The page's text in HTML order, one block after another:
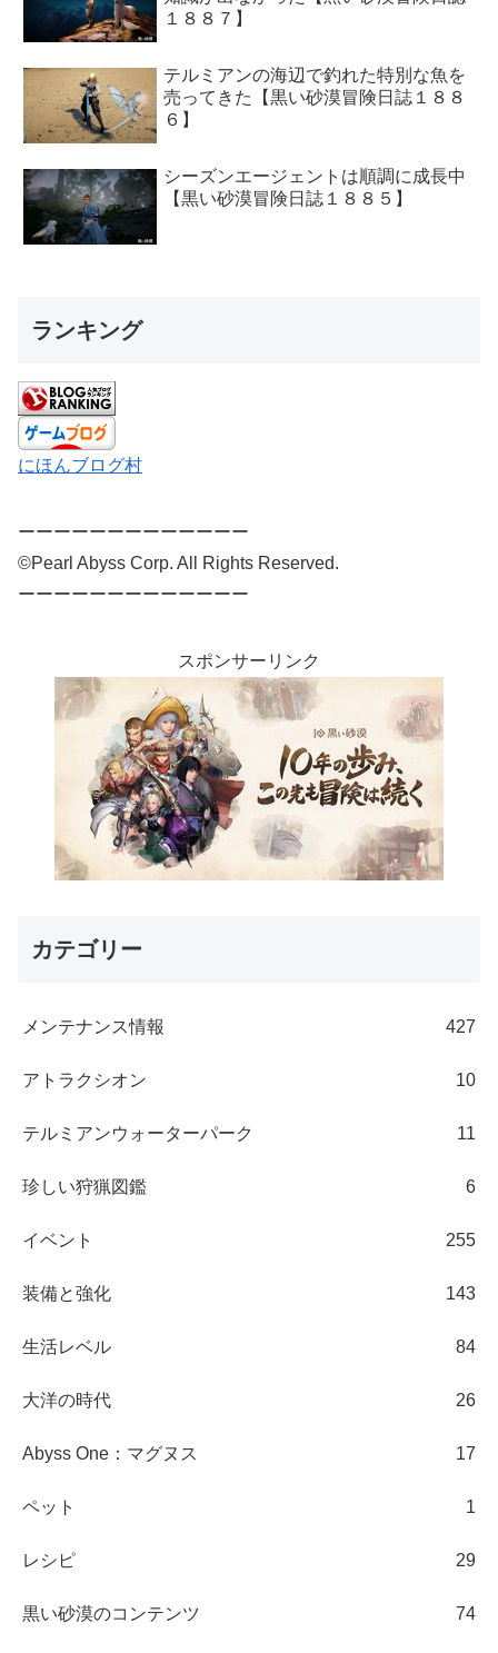
１８８７】
テルミアンの海辺で釣れた特別な魚を
売ってきた【黒い砂漠冒険日誌１８８
６】
シーズンエージェントは順調に成長中
【黒い砂漠冒険日誌１８８５】
ランキング
にほんブログ村
ーーーーーーーーーーーーー
©Pearl Abyss Corp. All Rights Reserved.
ーーーーーーーーーーーーー
スポンサーリンク
カテゴリー
メンテナンス情報 427
アトラクシオン 10
テルミアンウォーターパーク 11
珍しい狩猟図鑑 6
イベント 255
装備と強化 143
生活レベル 84
大洋の時代 26
Abyss One：マグヌス 17
ペット 1
レシピ 29
黒い砂漠のコンテンツ 74